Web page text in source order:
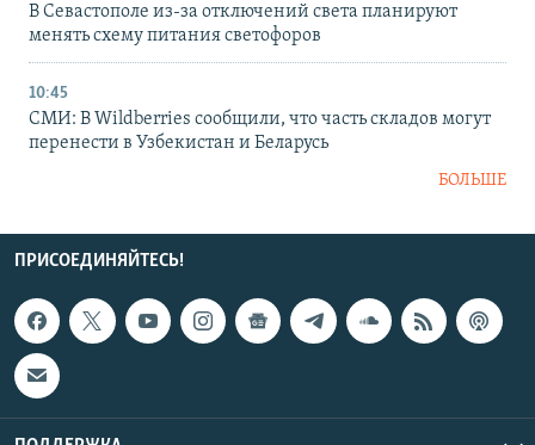
В Севастополе из-за отключений света планируют
менять схему питания светофоров
10:45
СМИ: В Wildberries сообщили, что часть складов могут
перенести в Узбекистан и Беларусь
БОЛЬШЕ
ПРИСОЕДИНЯЙТЕСЬ!